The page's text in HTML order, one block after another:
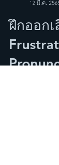
KruMai-
12 มี.ค.
ฝึกออก